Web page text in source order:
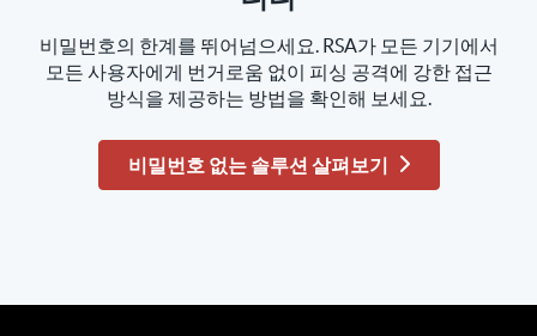
비밀번호의 한계를 뛰어넘으세요. RSA가 모든 기기에서
모든 사용자에게 번거로움 없이 피싱 공격에 강한 접근
방식을 제공하는 방법을 확인해 보세요.
비밀번호 없는 솔루션 살펴보기